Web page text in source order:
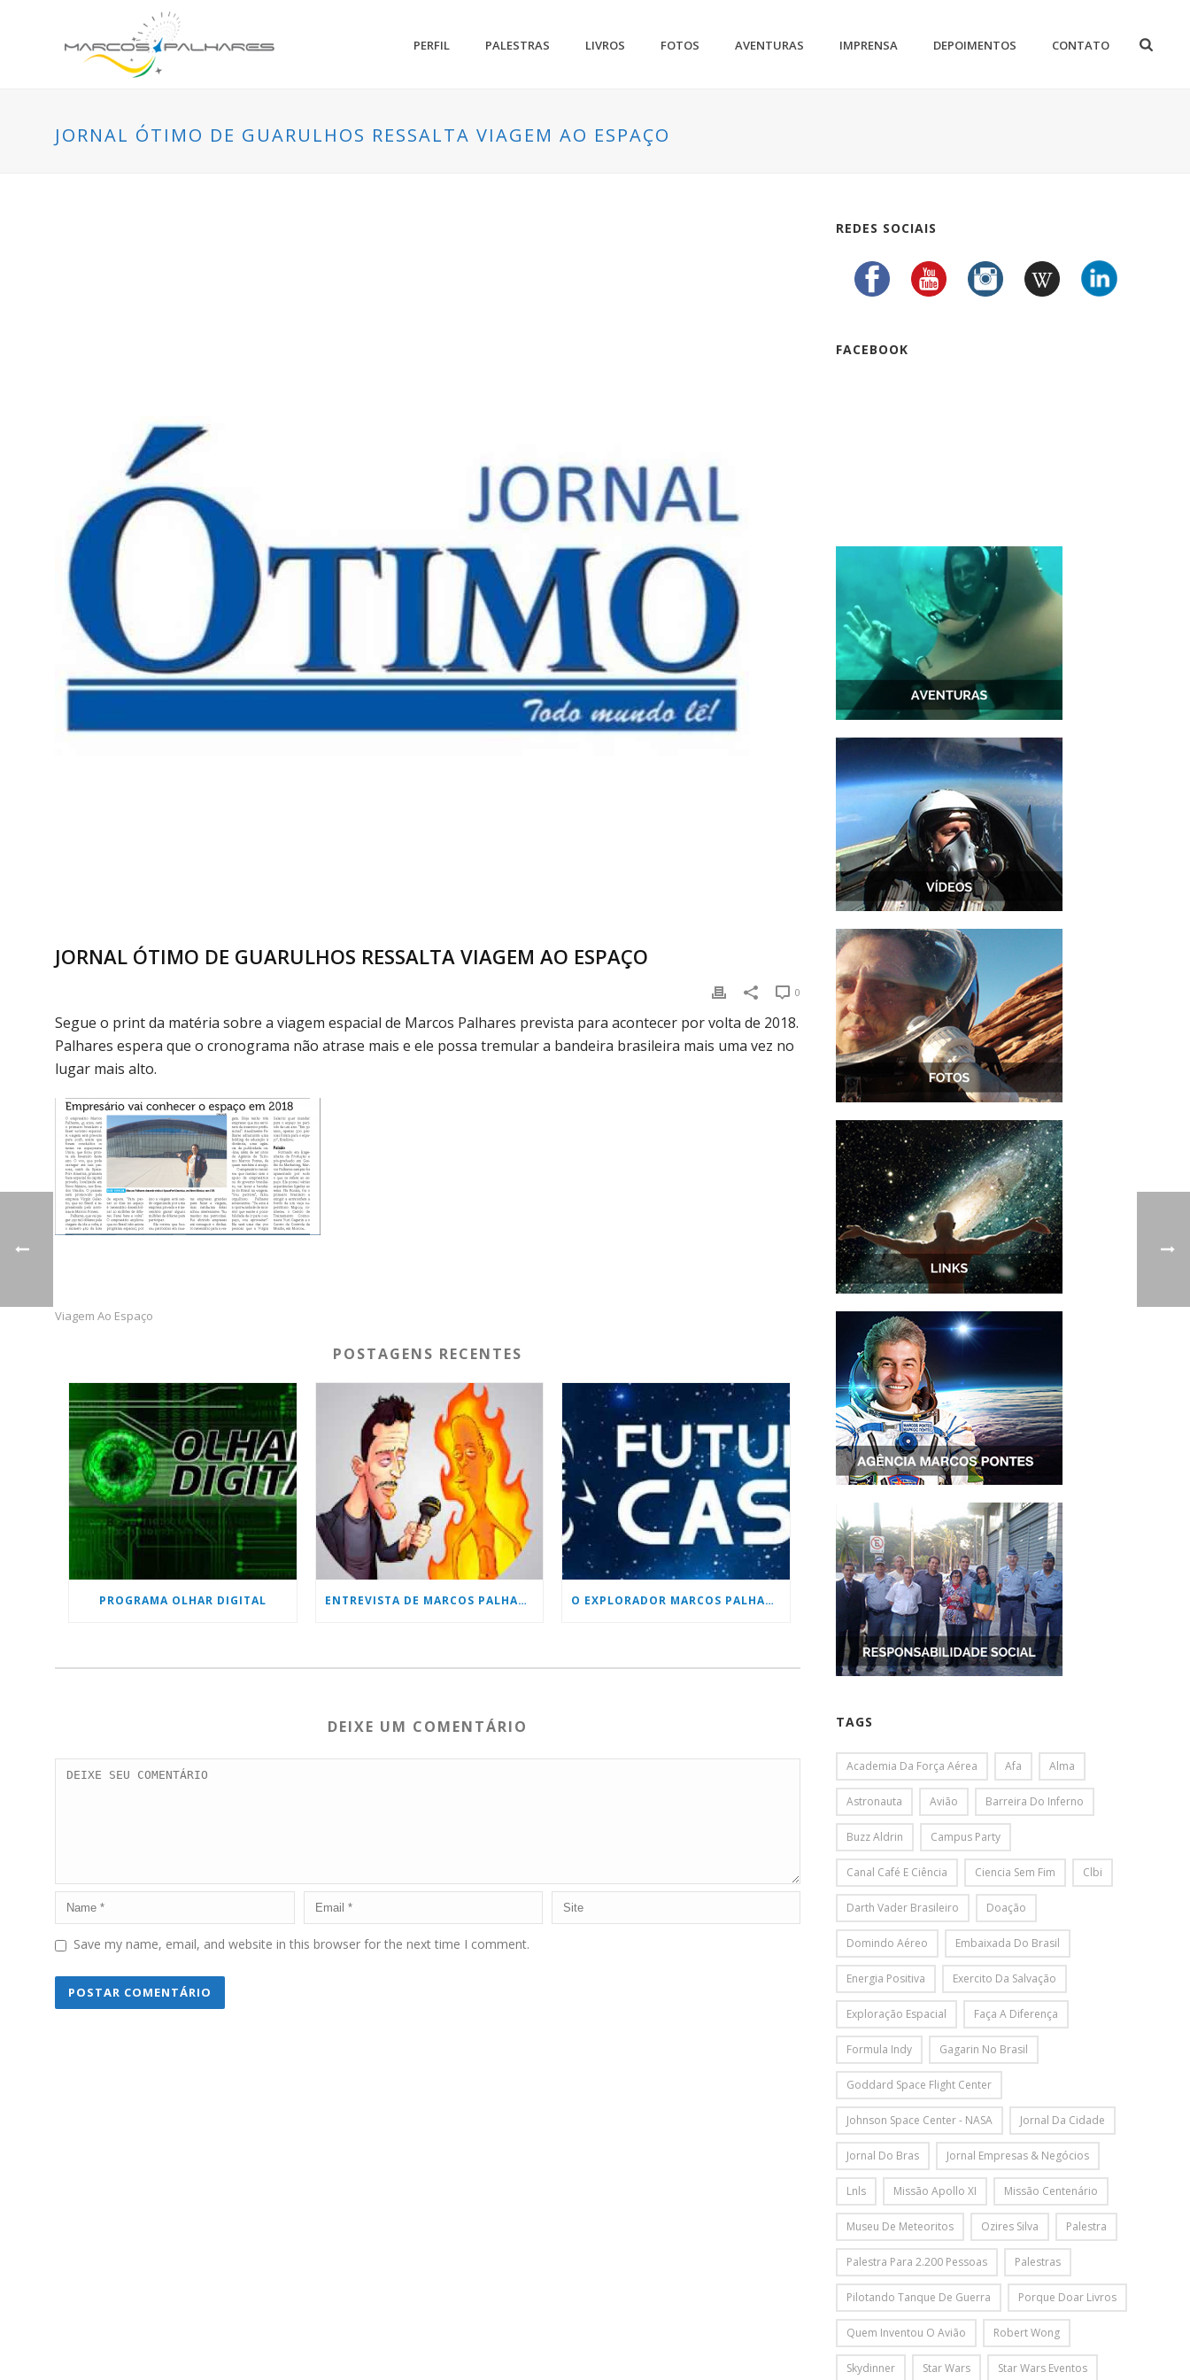
PERFIL PALESTRAS LIVROS FOTOS AVENTURAS IMPRENSA DEPOIMENTOS CONTATO
JORNAL ÓTIMO DE GUARULHOS RESSALTA VIAGEM AO ESPAÇO
JORNAL ÓTIMO DE GUARULHOS RESSALTA VIAGEM AO ESPAÇO
0
Segue o print da matéria sobre a viagem espacial de Marcos Palhares prevista para acontecer por volta de 2018.
Palhares espera que o cronograma não atrase mais e ele possa tremular a bandeira brasileira mais uma vez no
lugar mais alto.
Viagem Ao Espaço
POSTAGENS RECENTES
PROGRAMA OLHAR DIGITAL ENTREVISTA DE MARCOS PALHARES COM KAIO D´ELAQUA O EXPLORADOR MARCOS PALHARES FALA DE SUAS AVENTURAS
DEIXE UM COMENTÁRIO
Save my name, email, and website in this browser for the next time I comment.
REDES SOCIAIS
FACEBOOK
TAGS
Academia Da Força Aérea Afa Alma
Astronauta Avião Barreira Do Inferno
Buzz Aldrin Campus Party
Canal Café E Ciência Ciencia Sem Fim Clbi
Darth Vader Brasileiro Doação
Domindo Aéreo Embaixada Do Brasil
Energia Positiva Exercito Da Salvação
Exploração Espacial Faça A Diferença
Formula Indy Gagarin No Brasil
Goddard Space Flight Center
Johnson Space Center - NASA Jornal Da Cidade
Jornal Do Bras Jornal Empresas & Negócios
Lnls Missão Apollo XI Missão Centenário
Museu De Meteoritos Ozires Silva Palestra
Palestra Para 2.200 Pessoas Palestras
Pilotando Tanque De Guerra Porque Doar Livros
Quem Inventou O Avião Robert Wong
Skydinner Star Wars Star Wars Eventos